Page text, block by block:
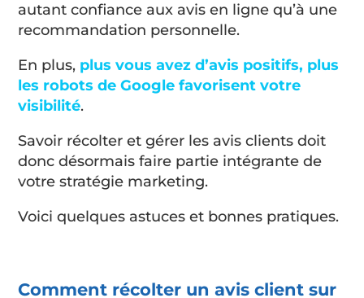
autant confiance aux avis en ligne qu’à une
recommandation personnelle.
En plus, plus vous avez d’avis positifs, plus
les robots de Google favorisent votre
visibilité.
Savoir récolter et gérer les avis clients doit
donc désormais faire partie intégrante de
votre stratégie marketing.
Voici quelques astuces et bonnes pratiques.
Comment récolter un avis client sur